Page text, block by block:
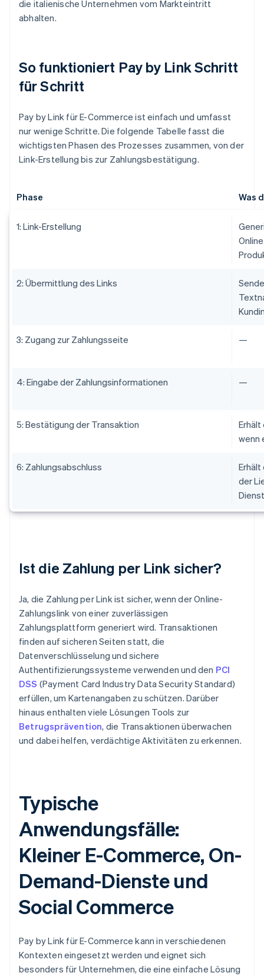
die italienische Unternehmen vom Markteintritt
abhalten.
So funktioniert Pay by Link Schritt
für Schritt
Pay by Link für E-Commerce ist einfach und umfasst
nur wenige Schritte. Die folgende Tabelle fasst die
wichtigsten Phasen des Prozesses zusammen, von der
Link-Erstellung bis zur Zahlungsbestätigung.
Phase Was
1: Link-Erstellung
2: Übermittlung des Links
3: Zugang zur Zahlungsseite —
4: Eingabe der Zahlungsinformationen —
5: Bestätigung der Transaktion
wenn
6: Zahlungsabschluss
der
Ist die Zahlung per Link sicher?
Ja, die Zahlung per Link ist sicher, wenn der Online-
Zahlungslink von einer zuverlässigen
Zahlungsplattform generiert wird. Transaktionen
finden auf sicheren Seiten statt, die
Datenverschlüsselung und sichere
Authentifizierungssysteme verwenden und den PCI
DSS (Payment Card Industry Data Security Standard)
erfüllen, um Kartenangaben zu schützen. Darüber
hinaus enthalten viele Lösungen Tools zur
Betrugsprävention, die Transaktionen überwachen
und dabei helfen, verdächtige Aktivitäten zu erkennen.
Typische
Anwendungsfälle:
Kleiner E-Commerce, On-
Demand-Dienste und
Social Commerce
Pay by Link für E-Commerce kann in verschiedenen
Kontexten eingesetzt werden und eignet sich
besonders für Unternehmen, die eine einfache Lösung